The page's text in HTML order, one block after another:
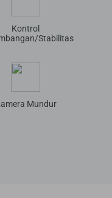
Kontrol
Stabilitas
Mundur